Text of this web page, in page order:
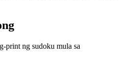
print ng sudoku mula sa